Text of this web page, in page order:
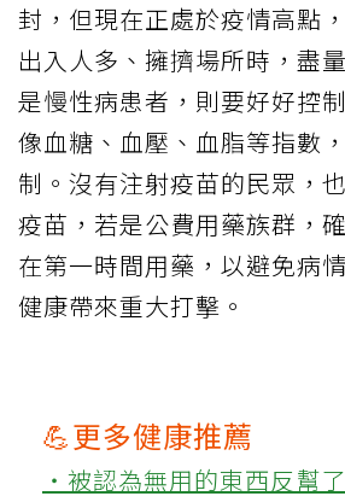
封，但現在正處於疫情高點
出入人多、擁擠場所時，盡
是慢性病患者，則要好好控
像血糖、血壓、血脂等指數
制。沒有注射疫苗的民眾，
疫苗，若是公費用藥族群，
在第一時間用藥，以避免病
健康帶來重大打擊。
💪更多健康推薦
‧被認為無用的東西反幫